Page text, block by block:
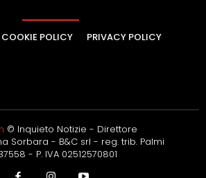
COOKIE POLICY PRIVACY POLICY
© Inquieto Notizie - Direttore
Sorbara - B&C srl - reg. trib. Palmi
- P. IVA 02512570801